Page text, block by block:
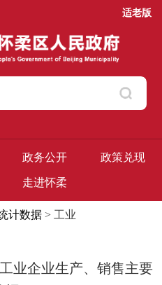
适老版
政务公开 政策兑现
走进怀柔
计数据 > 工业
业企业生产、销售主要